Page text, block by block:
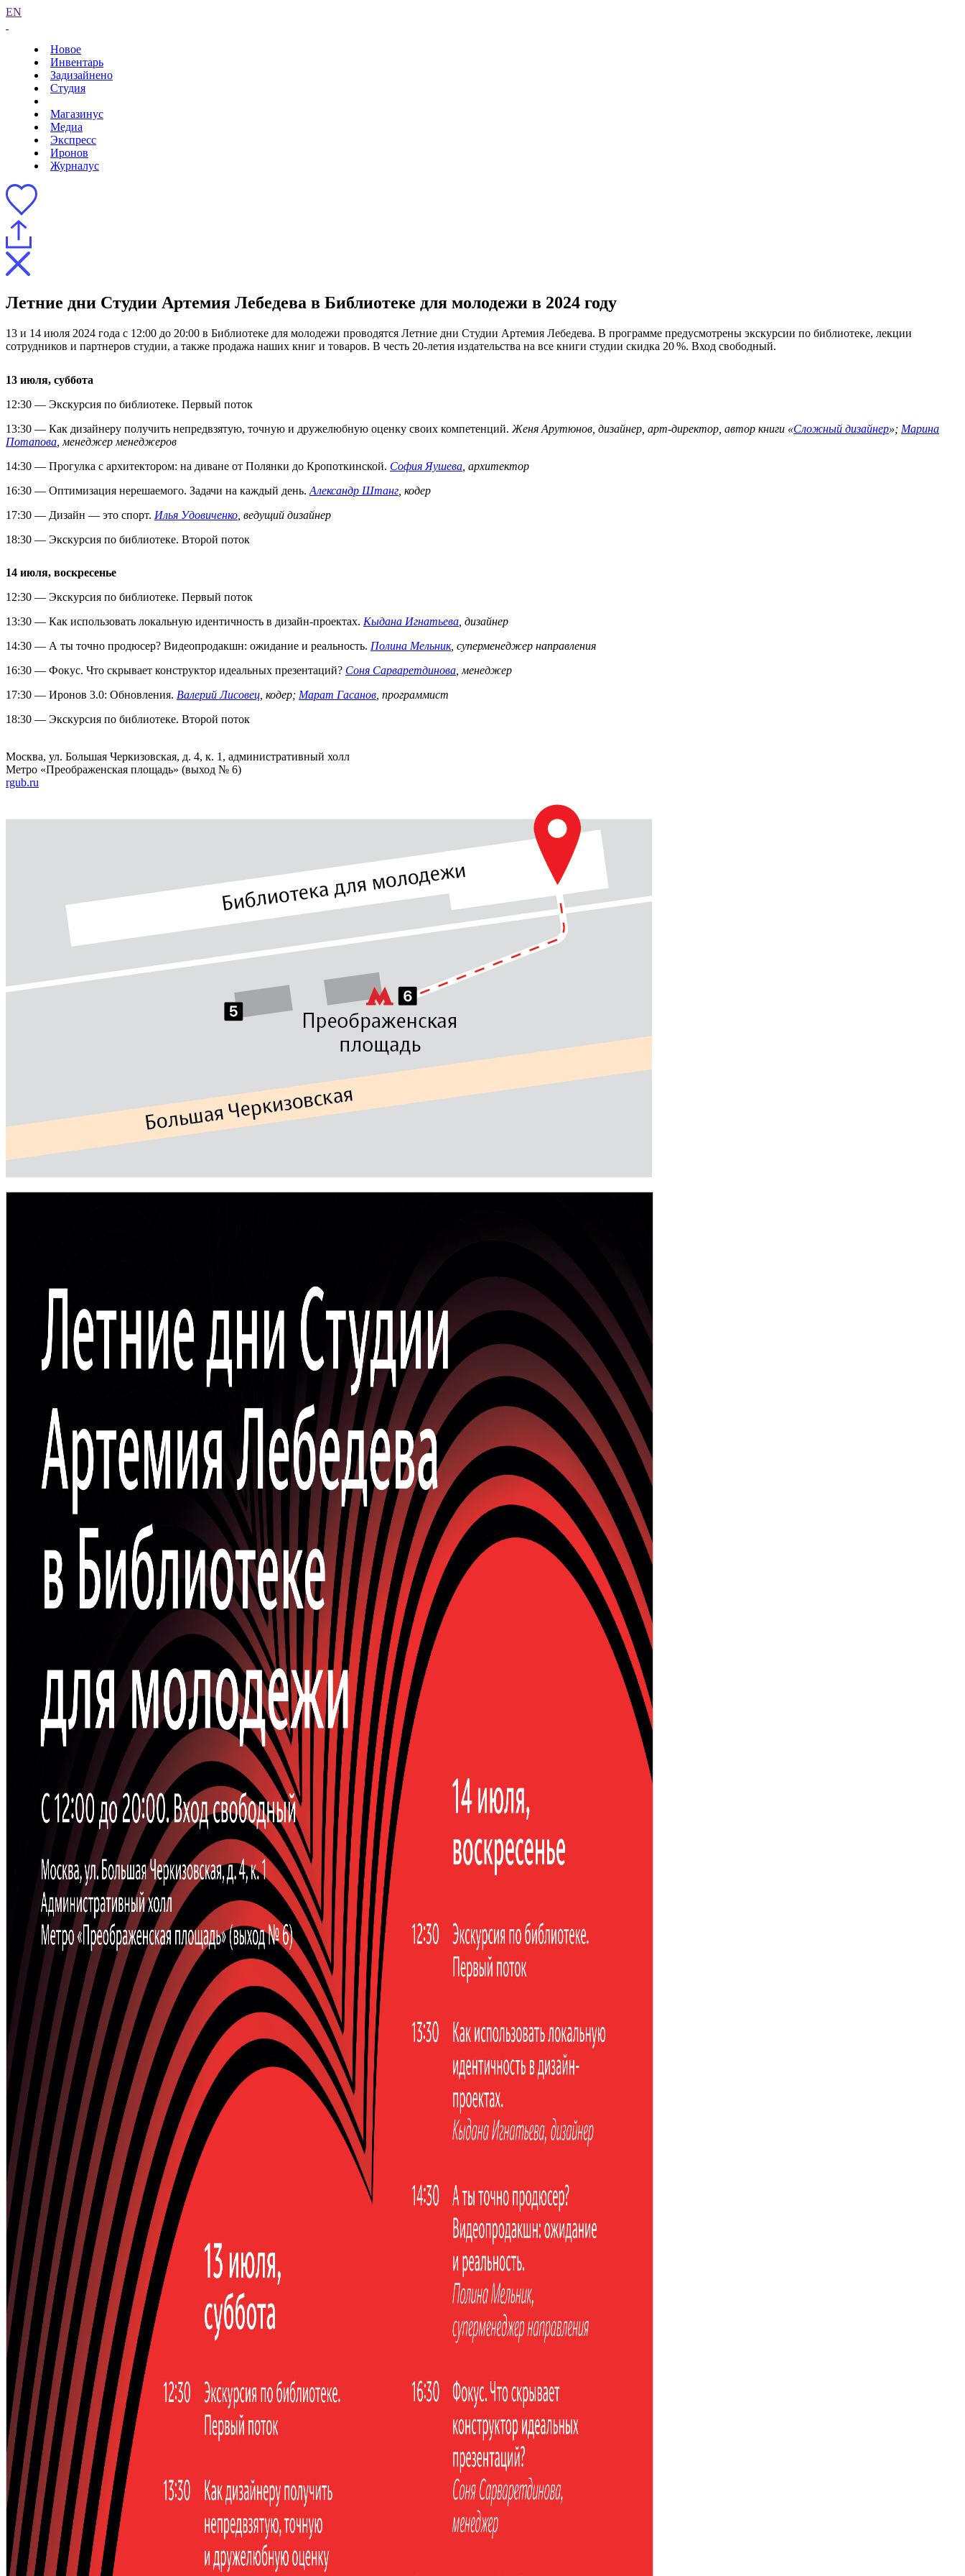
EN
Новое
Инвентарь
Задизайнено
Студия
Магазинус
Медиа
Экспресс
Иронов
Журналус
Летние дни Студии Артемия Лебедева в Библиотеке для молодежи в 2024 году
13 и 14 июля 2024 года с 12:00 до 20:00 в Библиотеке для молодежи проводятся Летние дни Студии Артемия Лебедева. В программе предусмотрены экскурсии по библиотеке, лекции
сотрудников и партнеров студии, а также продажа наших книг и товаров. В честь 20-летия издательства на все книги студии скидка 20 %. Вход свободный.
13 июля, суббота
12:30 — Экскурсия по библиотеке. Первый поток
13:30 — Как дизайнеру получить непредвзятую, точную и дружелюбную оценку своих компетенций. Женя Арутюнов, дизайнер, арт-директор, автор книги «Сложный дизайнер»; Марина
Потапова , менеджер менеджеров
14:30 — Прогулка с архитектором: на диване от Полянки до Кропоткинской. София Яушева , архитектор
16:30 — Оптимизация нерешаемого. Задачи на каждый день. Александр Штанг , кодер
17:30 — Дизайн — это спорт. Илья Удовиченко , ведущий дизайнер
18:30 — Экскурсия по библиотеке. Второй поток
14 июля, воскресенье
12:30 — Экскурсия по библиотеке. Первый поток
13:30 — Как использовать локальную идентичность в дизайн-проектах. Кыдана Игнатьева, дизайнер
14:30 — А ты точно продюсер? Видеопродакшн: ожидание и реальность. Полина Мельник, суперменеджер направления
16:30 — Фокус. Что скрывает конструктор идеальных презентаций? Cоня Сарваретдинова, менеджер
17:30 — Иронов 3.0: Обновления. Валерий Лисовец, кодер; Марат Гасанов, программист
18:30 — Экскурсия по библиотеке. Второй поток
Москва, ул. Большая Черкизовская, д. 4, к. 1, административный холл
Метро «Преображенская площадь» (выход № 6)
rgub.ru